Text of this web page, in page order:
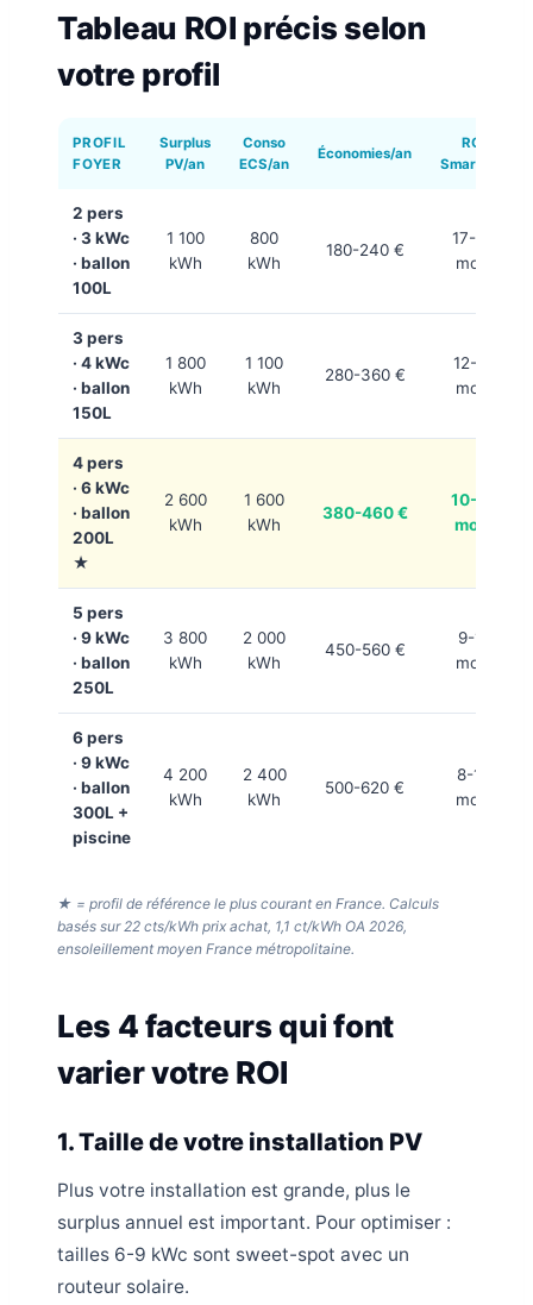
Tableau ROI précis selon
votre profil
PROFIL
FOYER
Surplus
PV/an
Conso
ECS/an
Économies/an
ROI
SmartSun
2 pers
· 3 kWc
· ballon
100L
1 100
kWh
800
kWh
180-240 €
17-22
mois
3 pers
· 4 kWc
· ballon
150L
1 800
kWh
1 100
kWh
280-360 €
12-15
mois
4 pers
· 6 kWc
· ballon
200L
★
2 600
kWh
1 600
kWh
380-460 €
10-12
mois
5 pers
· 9 kWc
· ballon
250L
3 800
kWh
2 000
kWh
450-560 €
9-11
mois
6 pers
· 9 kWc
· ballon
300L +
piscine
4 200
kWh
2 400
kWh
500-620 €
8-10
mois
★ = profil de référence le plus courant en France. Calculs
basés sur 22 cts/kWh prix achat, 1,1 ct/kWh OA 2026,
ensoleillement moyen France métropolitaine.
Les 4 facteurs qui font
varier votre ROI
1. Taille de votre installation PV
Plus votre installation est grande, plus le
surplus annuel est important. Pour optimiser :
tailles 6-9 kWc sont sweet-spot avec un
routeur solaire.